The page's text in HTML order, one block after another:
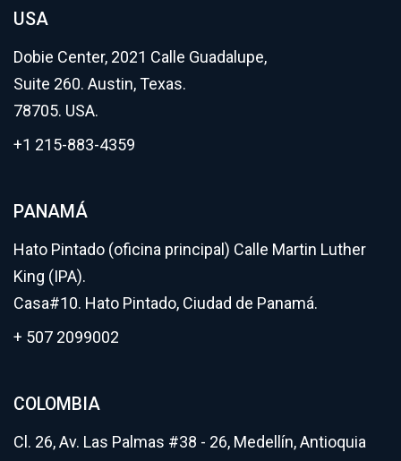
USA
Dobie Center, 2021 Calle Guadalupe,
Suite 260. Austin, Texas.
78705. USA.
+1 215-883-4359
PANAMÁ
Hato Pintado (oficina principal) Calle Martin Luther
King (IPA).
Casa#10. Hato Pintado, Ciudad de Panamá.
+ 507 2099002
COLOMBIA
Cl. 26, Av. Las Palmas #38 - 26, Medellín, Antioquia